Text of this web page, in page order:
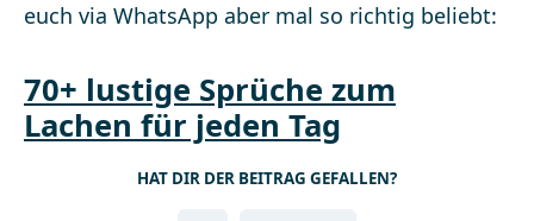
euch via WhatsApp aber mal so richtig beliebt:
70+ lustige Sprüche zum
Lachen für jeden Tag
HAT DIR DER BEITRAG GEFALLEN?